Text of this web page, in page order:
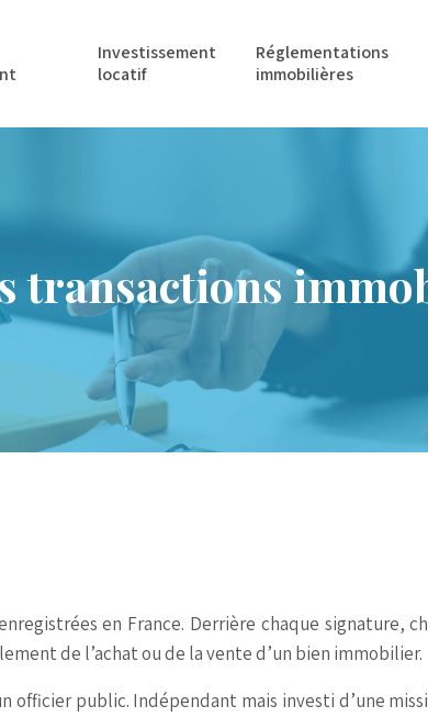
Investissement
locatif
Réglementations
immobilières
transactions
en France. Derrière chaque
de l’achat ou de la vente d’un bien immobilier.
public. Indépendant mais investi d’une